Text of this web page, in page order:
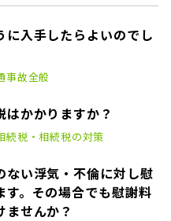
入手したらよいのでし
事故全般
かかりますか？
続税・相続税の対策
ない浮気・不倫に対し慰
。その場合でも慰謝料
せんか？